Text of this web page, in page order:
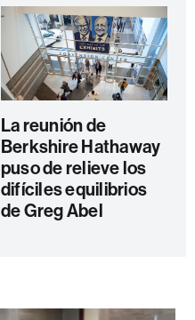
La reunión de
Berkshire Hathaway
puso de relieve los
difíciles equilibrios
de Greg Abel